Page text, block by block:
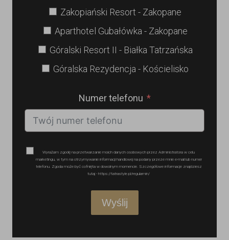
Zakopiański Resort - Zakopane
Aparthotel Gubałówka - Zakopane
Góralski Resort II - Białka Tatrzańska
Góralska Rezydencja - Kościelisko
Numer telefonu
Wyrażam zgodę na przetwarzanie moich danych osobowych przez Administratora w celu
marketingu, w tym na otrzymywanie informacji handlowej na podany przeze mnie e-mail lub numer
telefonu. Zgoda może być cofnięta w dowolnym momencie. Szczegółowe informacje znajdziesz
tutaj - https://tatrastyle.pl/regulamin/
Wyślij